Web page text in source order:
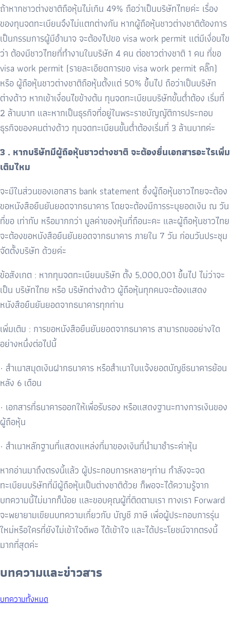
ถ้าหากชาวต่างชาติถือหุ้นไม่เกิน 49% ถือว่าเป็นบริษัทไทยค่ะ เรื่อง
ของทุนจดทะเบียนจึงไม่แตกต่างกัน หากผู้ถือหุ้นชาวต่างชาติต้องการ
เป็นกรรมการผู้มีอำนาจ จะต้องไปขอ visa work permit แต่มีเงื่อนไข
ว่า ต้องมีชาวไทยที่ทำงานในบริษัท 4 คน ต่อชาวต่างชาติ 1 คน ที่ขอ
visa work permit (รายละเอียดการขอ visa work permit คลิ๊ก)
หรือ ผู้ถือหุ้นชาวต่างชาติถือหุ้นตั้งแต่ 50% ขึ้นไป ถือว่าเป็นบริษัท
ต่างด้าว หากเข้าเงื่อนไขข้างต้น ทุนจดทะเบียนบริษัทขั้นต่ำต้อง เริ่มที่
2 ล้านบาท และหากเป็นธุรกิจที่อยู่ในพระราชบัญญัติการประกอบ
ธุรกิจของคนต่างด้าว ทุนจดทะเบียนขั้นต่ำต้องเริ่มที่ 3 ล้านบาทค่ะ
3 . หากบริษัทมีผู้ถือหุ้นชาวต่างชาติ จะต้องยื่นเอกสารอะไรเพิ่ม
เติมไหม
จะมีในส่วนของเอกสาร bank statement ซึ่งผู้ถือหุ้นชาวไทยจะต้อง
ขอหนังสือยืนยันยอดจากธนาคาร โดยจะต้องมีการระบุยอดเงิน ณ วัน
ที่ขอ เท่ากับ หรือมากกว่า มูลค่าของหุ้นที่ถือนะคะ และผู้ถือหุ้นชาวไทย
จะต้องขอหนังสือยืนยันยอดจากธนาคาร ภายใน 7 วัน ก่อนวันประชุม
จัดตั้งบริษัท ด้วยค่ะ
ข้อสังเกต : หากทุนจดทะเบียนบริษัท ตั้ง 5,000,001 ขึ้นไป ไม่ว่าจะ
เป็น บริษัทไทย หรือ บริษัทต่างด้าว ผู้ถือหุ้นทุกคนจะต้องแสดง
หนังสือยืนยันยอดจากธนาคารทุกท่าน
เพิ่มเติม : การขอหนังสือยืนยันยอดจากธนาคาร สามารถขออย่างใด
อย่างหนึ่งต่อไปนี้
· สำเนาสมุดเงินฝากธนาคาร หรือสำเนาใบแจ้งยอดบัญชีธนาคารย้อน
หลัง 6 เดือน
· เอกสารที่ธนาคารออกให้เพื่อรับรอง หรือแสดงฐานะทางการเงินของ
ผู้ถือหุ้น
· สำเนาหลักฐานที่แสดงแหล่งที่มาของเงินที่นำมาชำระค่าหุ้น
หากอ่านมาถึงตรงนี้แล้ว ผู้ประกอบการหลายๆท่าน กำลังจะจด
ทะเบียนบริษัทที่มีผู้ถือหุ้นเป็นต่างชาติด้วย ก็พอจะได้ความรู้จาก
บทความนี้ไม่มากก็น้อย และขอบคุณผู้ที่ติดตามเรา ทางเรา Forward
จะพยายามเขียนบทความเกี่ยวกับ บัญชี ภาษี เพื่อผู้ประกอบการรุ่น
ใหม่หรือใครที่ยังไม่เข้าใจดีพอ ได้เข้าใจ และได้ประโยชน์จากตรงนี้
มากที่สุดค่ะ
บทความและข่าวสาร
บทความทั้งหมด